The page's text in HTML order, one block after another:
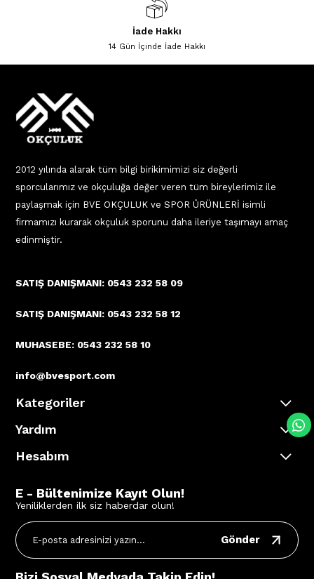
İade Hakkı
14 Gün İçinde İade Hakkı
2012 yılında alarak tüm bilgi birikimimizi siz değerli
sporcularımız ve okçuluğa değer veren tüm bireylerimiz ile
paylaşmak için BVE OKÇULUK ve SPOR ÜRÜNLERİ isimli
firmamızı kurarak okçuluk sporunu daha ileriye taşımayı amaç
edinmiştir.
SATIŞ DANIŞMANI: 0543 232 58 09
SATIŞ DANIŞMANI: 0543 232 58 12
MUHASEBE: 0543 232 58 10
info@bvesport.com
Kategoriler
Yardım
Hesabım
E - Bültenimize Kayıt Olun!
Yeniliklerden ilk siz haberdar olun!
Gönder